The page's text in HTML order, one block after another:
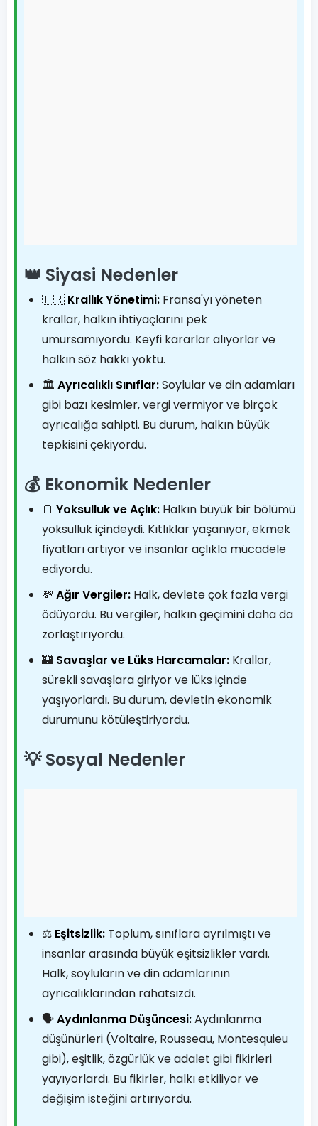
👑 Siyasi Nedenler
🇫🇷 Krallık Yönetimi: Fransa'yı yöneten
krallar, halkın ihtiyaçlarını pek
umursamıyordu. Keyfi kararlar alıyorlar ve
halkın söz hakkı yoktu.
🏛️ Ayrıcalıklı Sınıflar:Soylular ve din adamları
gibi bazı kesimler, vergi vermiyor ve birçok
ayrıcalığa sahipti. Bu durum, halkın büyük
tepkisini çekiyordu.
💰 Ekonomik Nedenler
🍞 Yoksulluk ve Açlık: Halkın büyük bir bölümü
yoksulluk içindeydi. Kıtlıklar yaşanıyor, ekmek
fiyatları artıyor ve insanlar açlıkla mücadele
ediyordu.
💸 Ağır Vergiler: Halk, devlete çok fazla vergi
ödüyordu. Bu vergiler, halkın geçimini daha da
zorlaştırıyordu.
🏰 Savaşlar ve Lüks Harcamalar: Krallar,
sürekli savaşlara giriyor ve lüks içinde
yaşıyorlardı. Bu durum, devletin ekonomik
durumunu kötüleştiriyordu.
💡 Sosyal Nedenler
⚖️ Eşitsizlik: Toplum, sınıflara ayrılmıştı ve
insanlar arasında büyük eşitsizlikler vardı.
Halk, soyluların ve din adamlarının
ayrıcalıklarından rahatsızdı.
🗣️Aydınlanma Düşüncesi:Aydınlanma
düşünürleri (Voltaire, Rousseau, Montesquieu
gibi), eşitlik, özgürlük ve adalet gibi fikirleri
yayıyorlardı. Bu fikirler, halkı etkiliyor ve
değişim isteğini artırıyordu.